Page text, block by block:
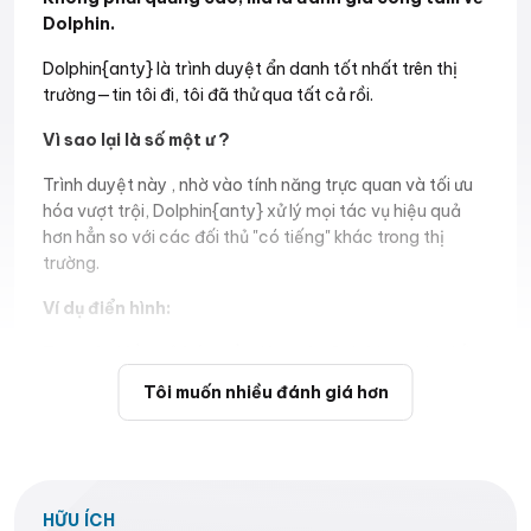
Tôi muốn nhiều đánh giá hơn
Dolphin.
Dolphin{anty} là trình duyệt ẩn danh tốt nhất trên thị
trường—tin tôi đi, tôi đã thử qua tất cả rồi.
Vì sao lại là số một ư ?
Trình duyệt này , nhờ vào tính năng trực quan và tối ưu
hóa vượt trội, Dolphin{anty} xử lý mọi tác vụ hiệu quả
hơn hẳn so với các đối thủ "có tiếng" khác trong thị
trường.
Ví dụ điển hình:
thủ cạnh tranh trực tiếp (tôi không tiện nêu tên,
nhưng nếu bạn đoán được thì cứ đoán) Ads* đã hoàn
HỮU ÍCH